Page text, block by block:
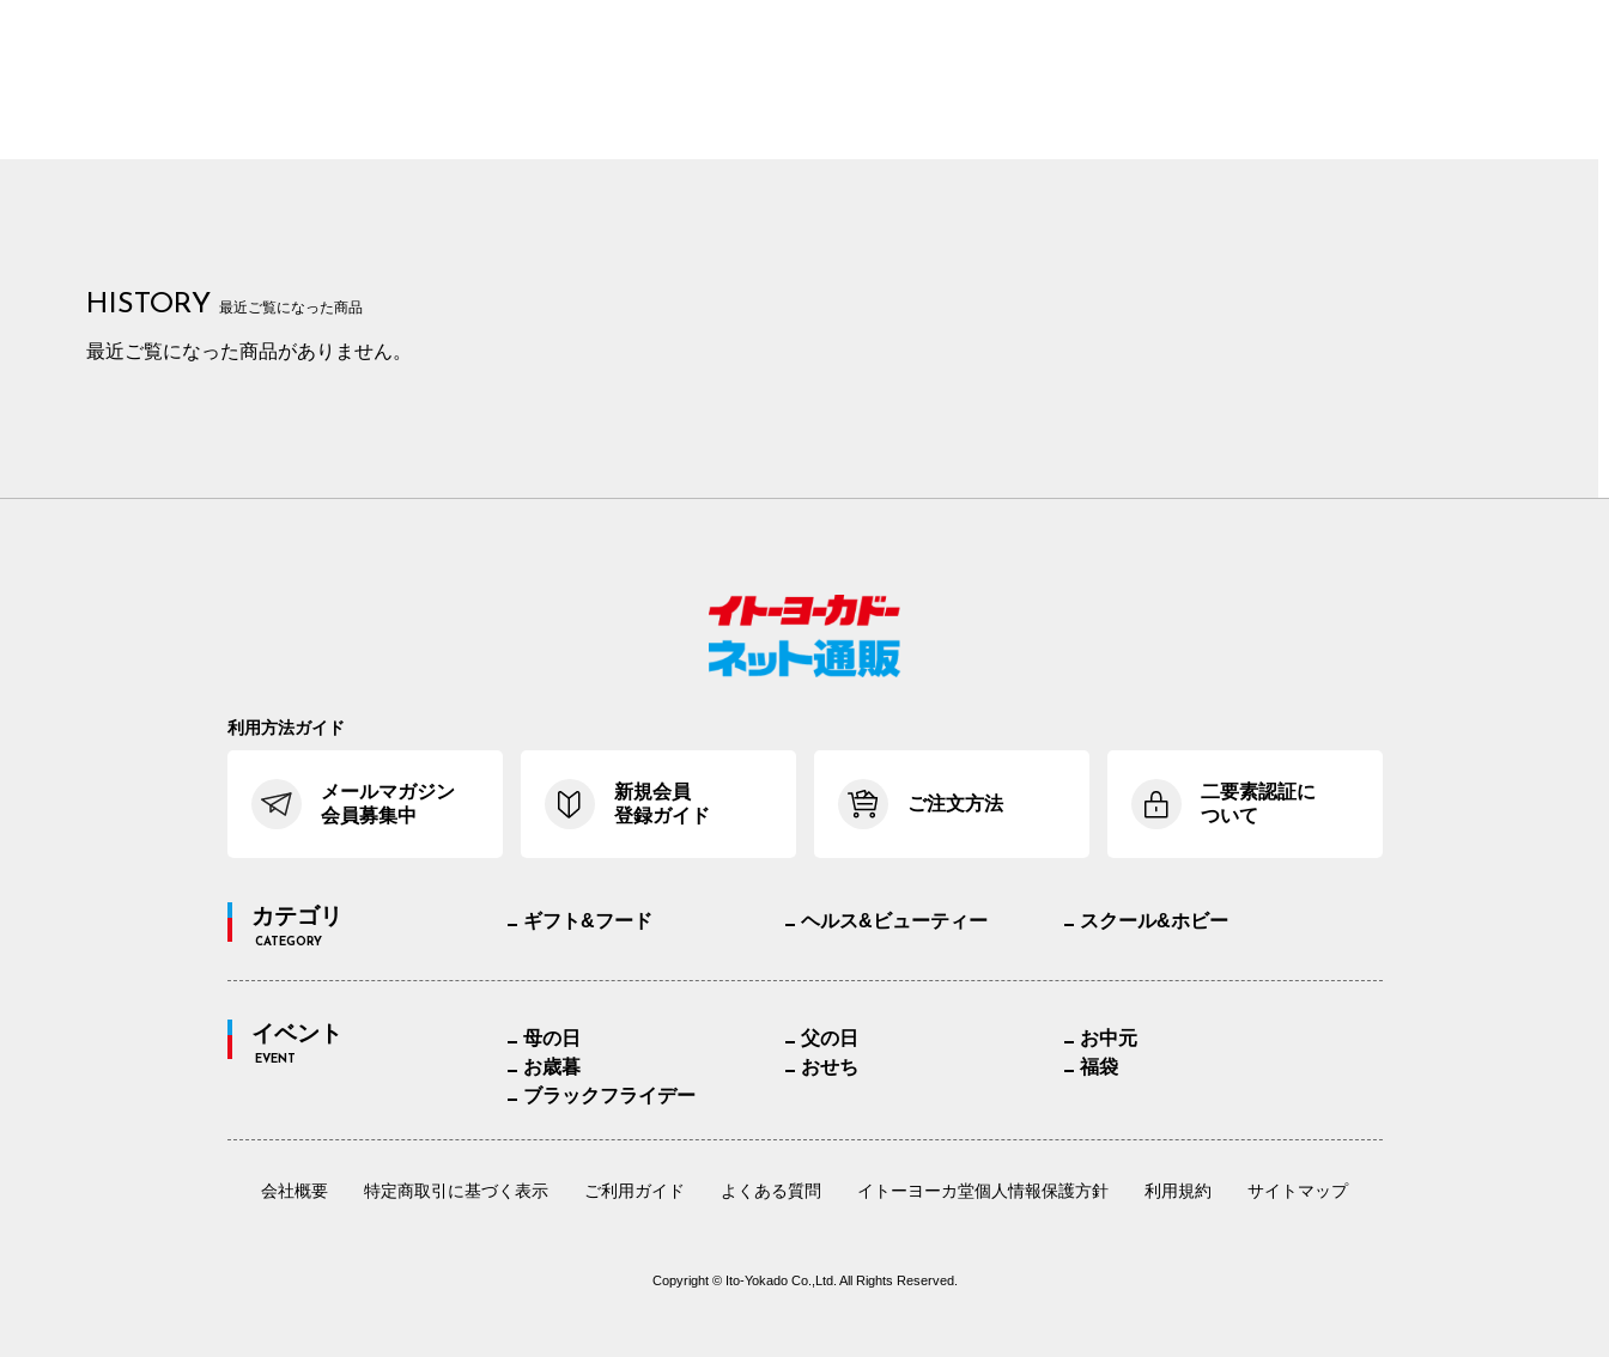
HISTORY 最近ご覧になった商品
最近ご覧になった商品がありません。
利用方法ガイド
メールマガジン
会員募集中
新規会員
登録ガイド
ご注文方法
二要素認証に
ついて
カテゴリ
CATEGORY
ギフト&フード ヘルス&ビューティー スクール&ホビー
イベント
EVENT
母の日 父の日
お中元
お歳暮
おせち
福袋
ブラックフライデー
会社概要 特定商取引に基づく表示 ご利用ガイド よくある質問 イトーヨーカ堂個人情報保護方針 利用規約 サイトマップ
Copyright © Ito-Yokado Co.,Ltd. All Rights Reserved.